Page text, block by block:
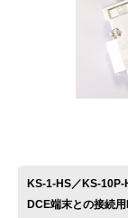
KS-1-HS／KS-10P-
DCE端末との接続